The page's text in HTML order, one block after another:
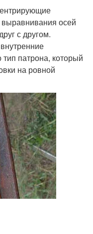
осей
с другом.
патрона, который
на ровной